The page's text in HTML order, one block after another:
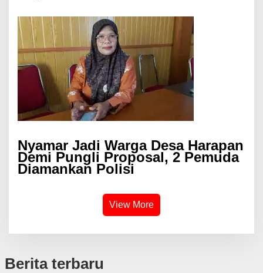
Nyamar Jadi Warga Desa Harapan
Demi Pungli Proposal, 2 Pemuda
Diamankan Polisi
View More
Berita terbaru